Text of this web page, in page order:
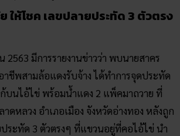
ให้โชค เลขปลายประทัด 3 ตัวตรง
2563 มีการรายงานข่าวว่า พบนายสาคร
าชีพสามล้อแดงรับจ้าง ได้ทำการจุดประทัด
บนไอ้ไข่ พร้อมน้ำแดง 2 แพ็คมาถวาย ที่
ดหลวง อำเภอเมือง จังหวัดอ่างทอง หลังถูก
ประทัด 3 ตัวตรงๆ ที่แขวนอยู่ที่คอไอ้ไข่ นำ